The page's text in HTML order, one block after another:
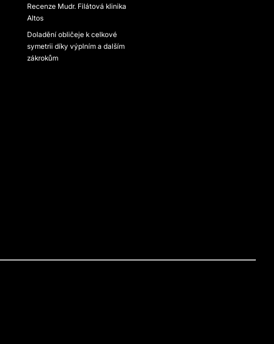
Recenze Mudr. Filátová klinika
Altos
Doladění obličeje k celkové
symetrii díky výplním a dalším
zákrokům